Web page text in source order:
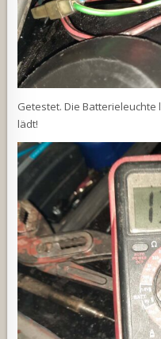
Getestet. Die Batterieleuchte
lädt!